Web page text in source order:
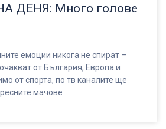
ДЕНЯ: Много голове
емоции никога не спират –
от България, Европа и
от спорта, по тв каналите ще
мачове